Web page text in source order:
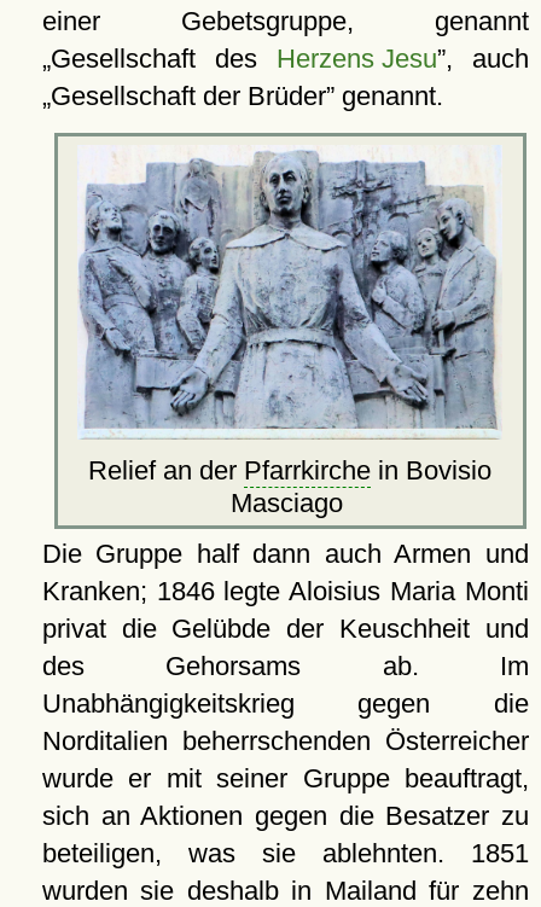
einer Gebetsgruppe, genannt
Gesellschaft des Herzens Jesu , auch
Gesellschaft der Brüder genannt.
Relief an der Pfarrkirche in Bovisio
Masciago
Die Gruppe half dann auch Armen und
Kranken; 1846 legte Aloisius Maria Monti
privat die Gelübde der Keuschheit und
des Gehorsams ab. Im
Unabhängigkeitskrieg gegen die
Norditalien beherrschenden Österreicher
wurde er mit seiner Gruppe beauftragt,
sich an Aktionen gegen die Besatzer zu
beteiligen, was sie ablehnten. 1851
wurden sie deshalb in Mailand für zehn